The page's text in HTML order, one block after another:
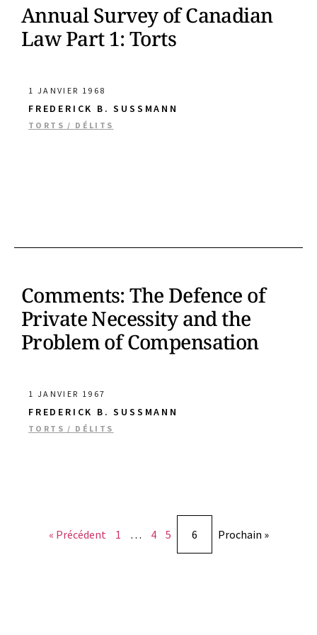
Annual Survey of Canadian
Law Part 1: Torts
1 JANVIER 1968
FREDERICK B. SUSSMANN
TORTS / DÉLITS
Comments: The Defence of
Private Necessity and the
Problem of Compensation
1 JANVIER 1967
FREDERICK B. SUSSMANN
TORTS / DÉLITS
« Précédent 1 … 4 5 6 Prochain »